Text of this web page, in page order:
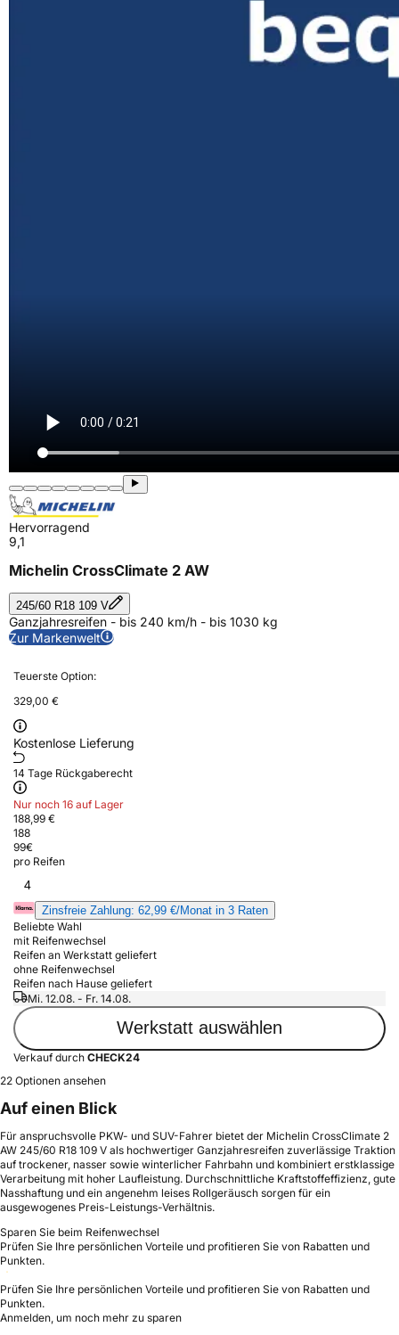
Hervorragend
9,1
Michelin CrossClimate 2 AW
245/60 R18 109 V
Ganzjahresreifen - bis 240 km/h - bis 1030 kg
Zur Markenwelt
Teuerste Option:
329,00 €
Kostenlose Lieferung
14 Tage Rückgaberecht
Nur noch 16 auf Lager
188,99 €
188
99€
pro Reifen
4
Zinsfreie Zahlung: 62,99 €/Monat in 3 Raten
Beliebte Wahl
mit Reifenwechsel
Reifen an Werkstatt geliefert
ohne Reifenwechsel
Reifen nach Hause geliefert
Mi. 12.08. - Fr. 14.08.
Werkstatt auswählen
Verkauf durch CHECK24
22 Optionen ansehen
Auf einen Blick
Für anspruchsvolle PKW- und SUV-Fahrer bietet der Michelin CrossClimate 2
AW 245/60 R18 109 V als hochwertiger Ganzjahresreifen zuverlässige Traktion
auf trockener, nasser sowie winterlicher Fahrbahn und kombiniert erstklassige
Verarbeitung mit hoher Laufleistung. Durchschnittliche Kraftstoffeffizienz, gute
Nasshaftung und ein angenehm leises Rollgeräusch sorgen für ein
ausgewogenes Preis-Leistungs-Verhältnis.
Sparen Sie beim Reifenwechsel
Prüfen Sie Ihre persönlichen Vorteile und profitieren Sie von Rabatten und
Punkten.
Prüfen Sie Ihre persönlichen Vorteile und profitieren Sie von Rabatten und
Punkten.
Anmelden, um noch mehr zu sparen